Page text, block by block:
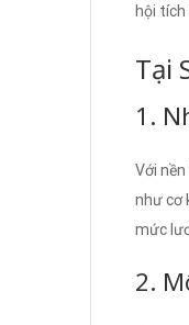
hội
Tại
1.
Với
như cơ
mức
2.